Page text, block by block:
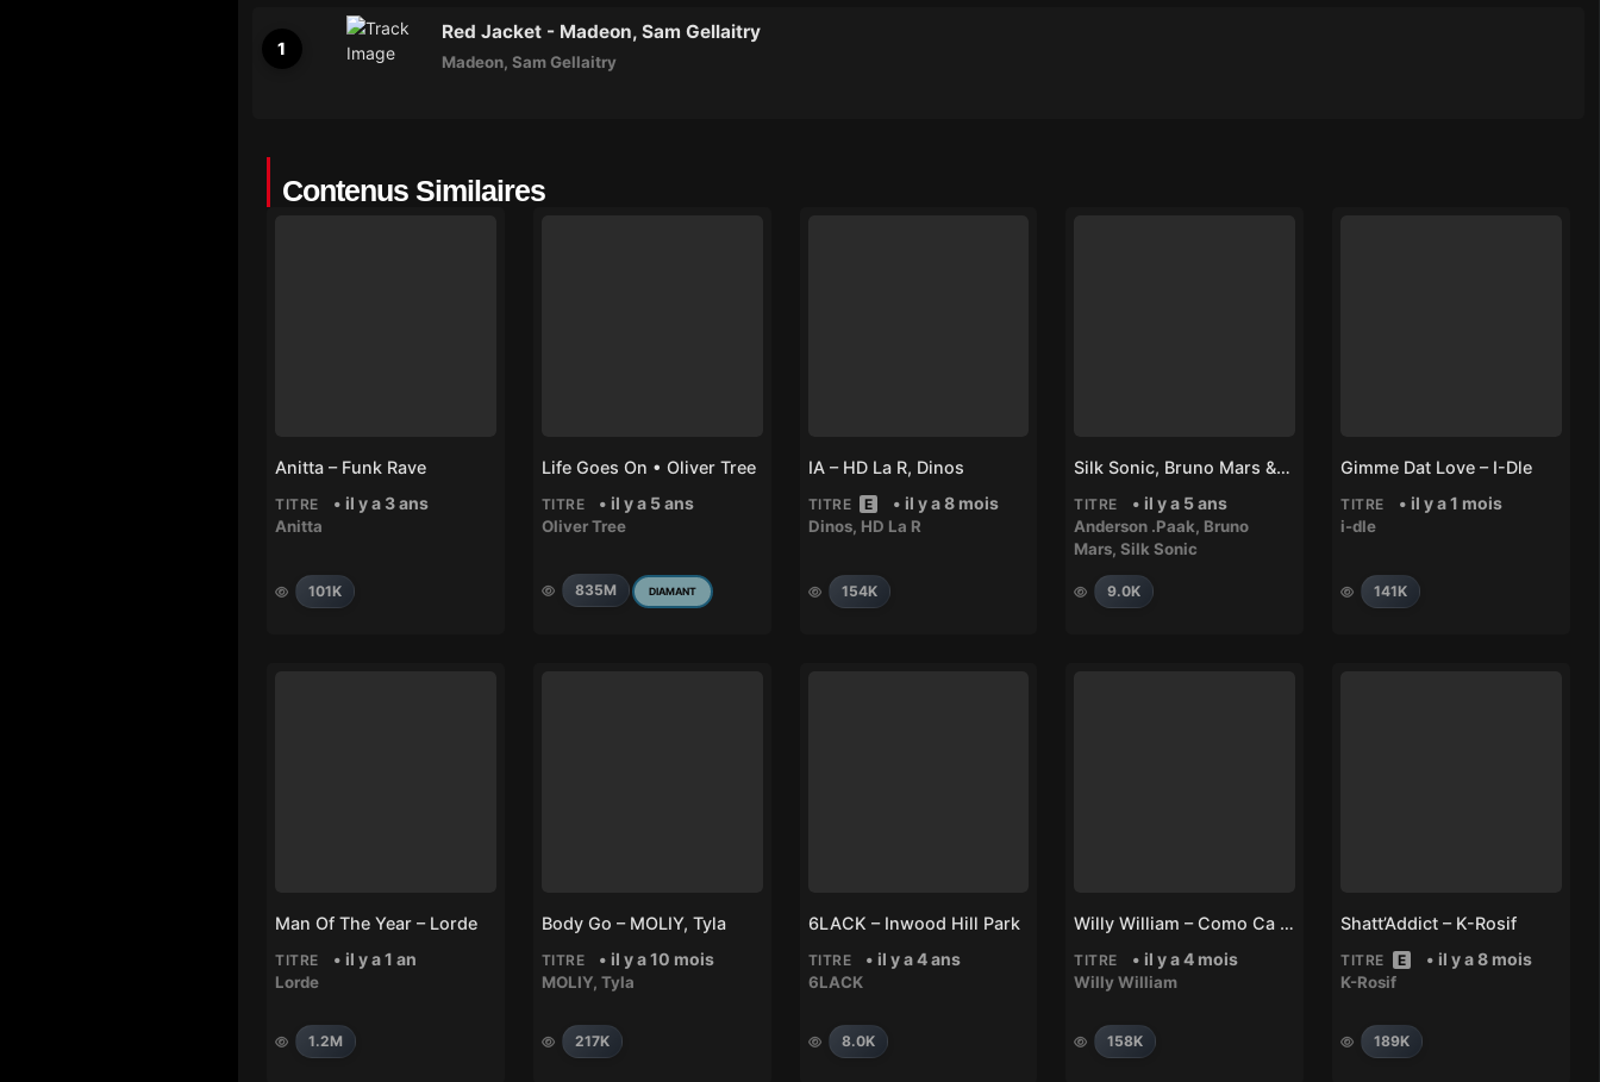
Red Jacket - Madeon, Sam Gellaitry
Madeon, Sam Gellaitry
Contenus Similaires
Anitta – Funk Rave
TITRE • il y a 3 ans
Anitta
101K
Life Goes On • Oliver Tree
TITRE • il y a 5 ans
Oliver Tree
835M DIAMANT
IA – HD La R, Dinos
TITRE E • il y a 8 mois
Dinos, HD La R
154K
Silk Sonic, Bruno Mars & Anderson .Paak – Leave The Door Open
TITRE • il y a 5 ans
Anderson .Paak, Bruno
Mars,Silk Sonic
9.0K
Gimme Dat Love – I-Dle
TITRE • il y a 1 mois
i-dle
141K
Man Of The Year – Lorde
TITRE • il y a 1 an
Lorde
1.2M
Body Go – MOLIY, Tyla
TITRE • il y a 10 mois
MOLIY, Tyla
217K
6LACK – Inwood Hill Park
TITRE • il y a 4 ans
6LACK
8.0K
Willy William – Como Ca Va
TITRE • il y a 4 mois
Willy William
158K
Shatt’Addict – K-Rosif
TITRE E • il y a 8 mois
K-Rosif
189K